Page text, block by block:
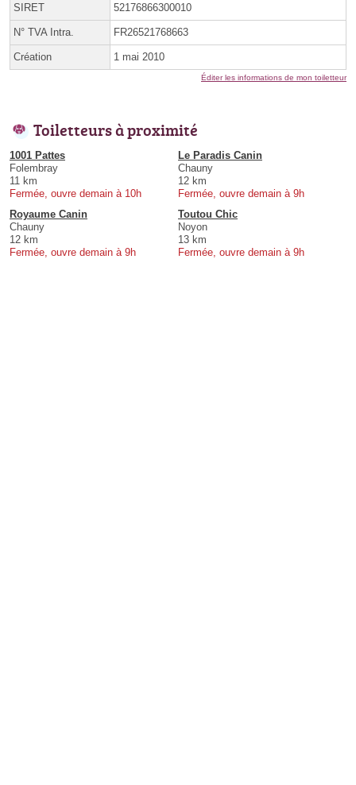
SIRET 52176866300010
N° TVA Intra. FR26521768663
Création 1 mai 2010
Éditer les informations de mon toiletteur
Toiletteurs à proximité
1001 Pattes
Folembray
11 km
Fermée, ouvre demain à 10h
Le Paradis Canin
Chauny
12 km
Fermée, ouvre demain à 9h
Royaume Canin
Chauny
12 km
Fermée, ouvre demain à 9h
Toutou Chic
Noyon
13 km
Fermée, ouvre demain à 9h